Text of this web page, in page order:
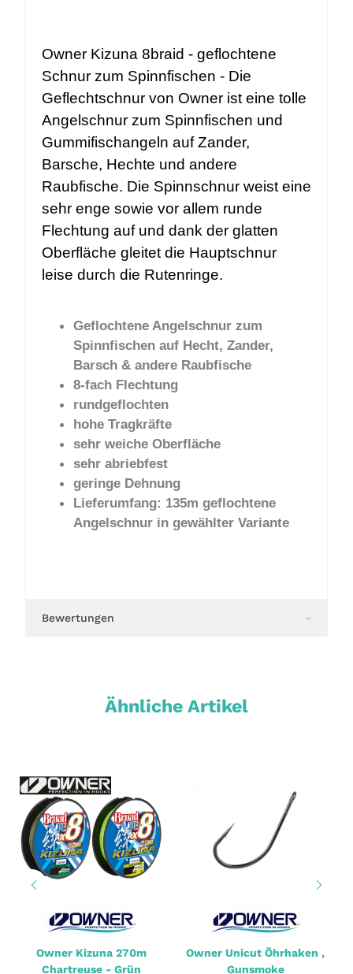
Owner Kizuna 8braid - geflochtene
Schnur zum Spinnfischen - Die
Geflechtschnur von Owner ist eine tolle
Angelschnur zum Spinnfischen und
Gummifischangeln auf Zander,
Barsche, Hechte und andere
Raubfische. Die Spinnschnur weist eine
sehr enge sowie vor allem runde
Flechtung auf und dank der glatten
Oberfläche gleitet die Hauptschnur
leise durch die Rutenringe.
Geflochtene Angelschnur zum
Spinnfischen auf Hecht, Zander,
Barsch & andere Raubfische
8-fach Flechtung
rundgeflochten
hohe Tragkräfte
sehr weiche Oberfläche
sehr abriebfest
geringe Dehnung
Lieferumfang: 135m geflochtene
Angelschnur in gewählter Variante
Bewertungen
Ähnliche Artikel
Owner Kizuna 270m
Chartreuse - Grün
Owner Unicut Öhrhaken ,
Gunsmoke